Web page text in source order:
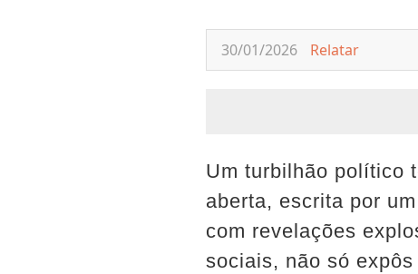
30/01/2026 Relatar
Um turbilhão político
aberta, escrita por
com revelações
sociais, não só